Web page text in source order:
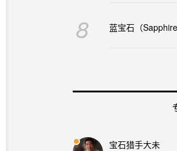
8 蓝宝石（Sapphire
宝石猎手大未